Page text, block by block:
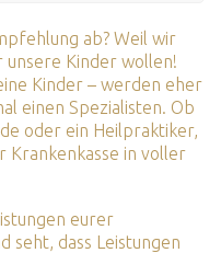
ab? Weil wir
unsere Kinder wollen!
Kinder – werden eher
einen Spezialisten. Ob
oder ein Heilpraktiker,
Krankenkasse in voller
eurer
seht, dass Leistungen